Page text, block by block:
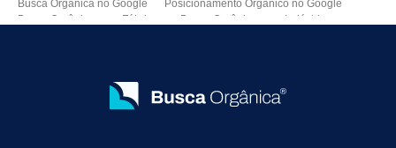
Busca Orgânica no Google
Posicionamento Orgânico no Google
Busca Orgânica para Fábricas
Busca Orgânica para Indústrias
Como Melhorar as Vendas
Como Melhorar o Ranking do Meu Site no Google